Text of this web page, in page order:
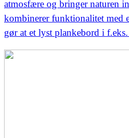
atmosfære og bringer naturen
kombinerer funktionalitet med
gør at et lyst plankebord i